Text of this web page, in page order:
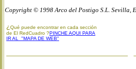
Copyright © 1998 Arco del Postigo S.L. Sevilla,
¿ Qué puede encontrar en cada sección
de El RedCuadro ?PINCHE AQUI PARA
IR AL "MAPA DE WEB"